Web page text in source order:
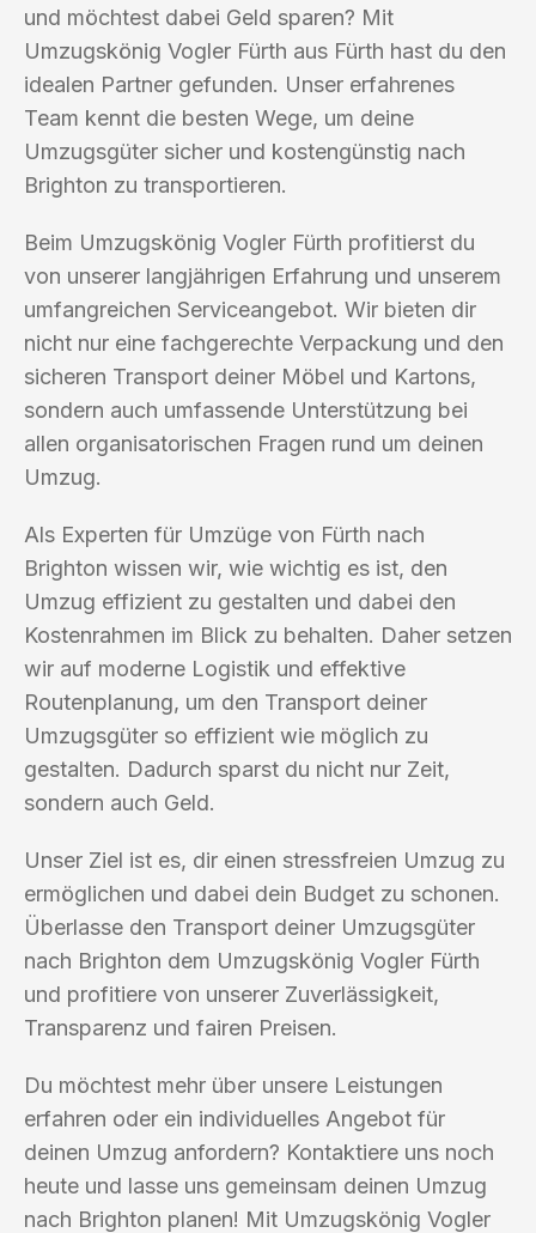
und möchtest dabei Geld sparen? Mit
Umzugskönig Vogler Fürth aus Fürth hast du den
idealen Partner gefunden. Unser erfahrenes
Team kennt die besten Wege, um deine
Umzugsgüter sicher und kostengünstig nach
Brighton zu transportieren.
Beim Umzugskönig Vogler Fürth profitierst du
von unserer langjährigen Erfahrung und unserem
umfangreichen Serviceangebot. Wir bieten dir
nicht nur eine fachgerechte Verpackung und den
sicheren Transport deiner Möbel und Kartons,
sondern auch umfassende Unterstützung bei
allen organisatorischen Fragen rund um deinen
Umzug.
Als Experten für Umzüge von Fürth nach
Brighton wissen wir, wie wichtig es ist, den
Umzug effizient zu gestalten und dabei den
Kostenrahmen im Blick zu behalten. Daher setzen
wir auf moderne Logistik und effektive
Routenplanung, um den Transport deiner
Umzugsgüter so effizient wie möglich zu
gestalten. Dadurch sparst du nicht nur Zeit,
sondern auch Geld.
Unser Ziel ist es, dir einen stressfreien Umzug zu
ermöglichen und dabei dein Budget zu schonen.
Überlasse den Transport deiner Umzugsgüter
nach Brighton dem Umzugskönig Vogler Fürth
und profitiere von unserer Zuverlässigkeit,
Transparenz und fairen Preisen.
Du möchtest mehr über unsere Leistungen
erfahren oder ein individuelles Angebot für
deinen Umzug anfordern? Kontaktiere uns noch
heute und lasse uns gemeinsam deinen Umzug
nach Brighton planen! Mit Umzugskönig Vogler